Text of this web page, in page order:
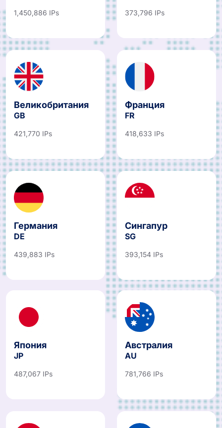
1,450,886 IPs 373,796 IPs
Великобритания
GB
421,770 IPs
Франция
FR
418,633 IPs
Германия
DE
439,883 IPs
Сингапур
SG
393,154 IPs
Япония
JP
487,067 IPs
Австралия
AU
781,766 IPs